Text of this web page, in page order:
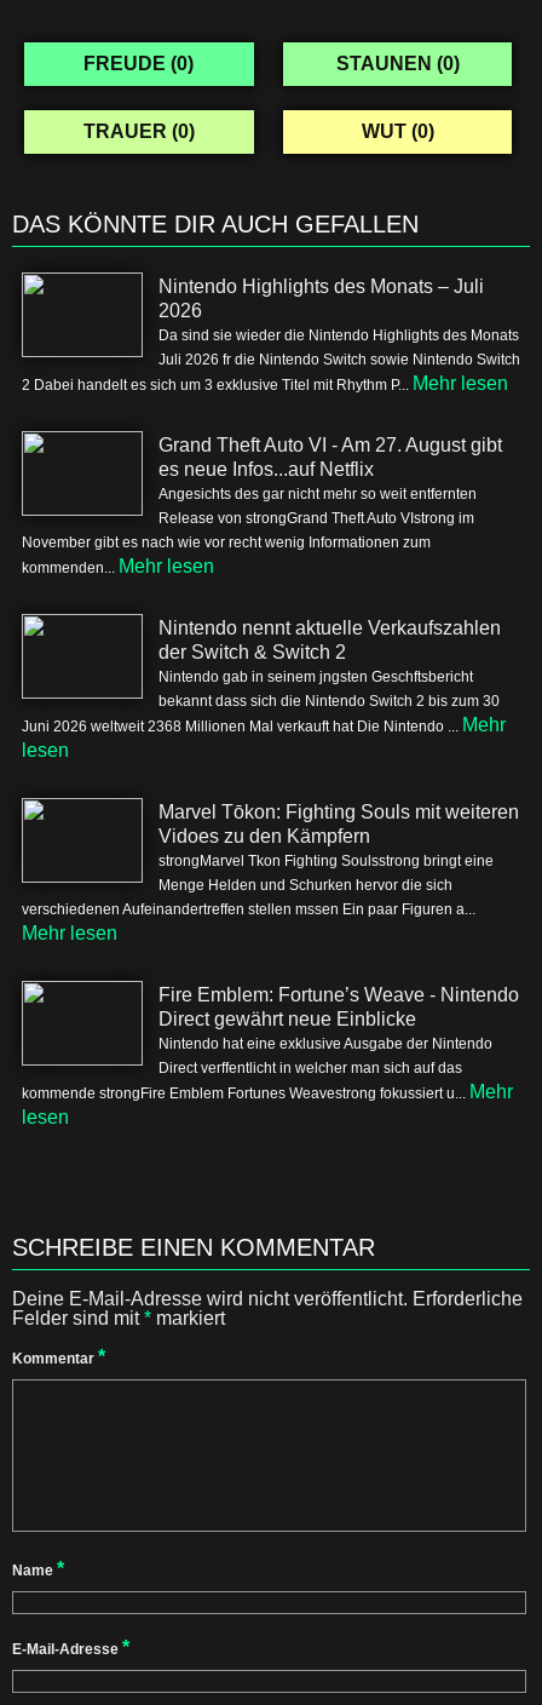
FREUDE (0) STAUNEN (0)
TRAUER (0) WUT (0)
DAS KÖNNTE DIR AUCH GEFALLEN
Nintendo Highlights des Monats – Juli
2026
Da sind sie wieder die Nintendo Highlights des Monats
Juli 2026 fr die Nintendo Switch sowie Nintendo Switch
2 Dabei handelt es sich um 3 exklusive Titel mit Rhythm P... Mehr lesen
Grand Theft Auto VI - Am 27. August gibt
es neue Infos...auf Netflix
Angesichts des gar nicht mehr so weit entfernten
Release von strongGrand Theft Auto VIstrong im
November gibt es nach wie vor recht wenig Informationen zum
kommenden... Mehr lesen
Nintendo nennt aktuelle Verkaufszahlen
der Switch & Switch 2
Nintendo gab in seinem jngsten Geschftsbericht
bekannt dass sich die Nintendo Switch 2 bis zum 30
Juni 2026 weltweit 2368 Millionen Mal verkauft hat Die Nintendo ... Mehr
lesen
Marvel Tōkon: Fighting Souls mit weiteren
Vidoes zu den Kämpfern
strongMarvel Tkon Fighting Soulsstrong bringt eine
Menge Helden und Schurken hervor die sich
verschiedenen Aufeinandertreffen stellen mssen Ein paar Figuren a...
Mehr lesen
Fire Emblem: Fortune’s Weave - Nintendo
Direct gewährt neue Einblicke
Nintendo hat eine exklusive Ausgabe der Nintendo
Direct verffentlicht in welcher man sich auf das
kommende strongFire Emblem Fortunes Weavestrong fokussiert u... Mehr
lesen
SCHREIBE EINEN KOMMENTAR
Deine E-Mail-Adresse wird nicht veröffentlicht. Erforderliche
Felder sind mit* markiert
Kommentar *
Name *
E-Mail-Adresse *